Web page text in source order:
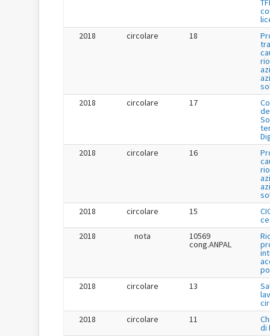
2018
circolare 18
2018
circolare 17
2018
circolare 16
2018
circolare 15
2018
nota 10569
cong.ANPAL
2018
circolare 13
2018
circolare 11
di